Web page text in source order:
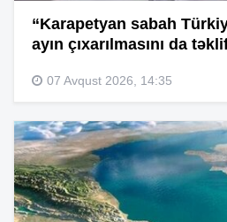
“Karapetyan sabah
ayın çıxarılmasını da
07 Avqust 2026, 14:35